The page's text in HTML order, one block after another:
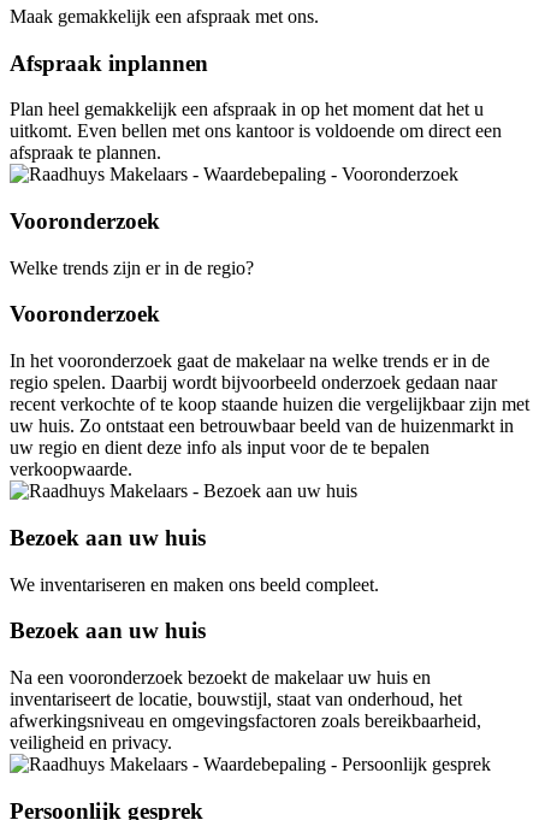
Maak gemakkelijk een afspraak met ons.
Afspraak inplannen
Plan heel gemakkelijk een afspraak in op het moment dat het u
uitkomt. Even bellen met ons kantoor is voldoende om direct een
afspraak te plannen.
Vooronderzoek
Welke trends zijn er in de regio?
Vooronderzoek
In het vooronderzoek gaat de makelaar na welke trends er in de
regio spelen. Daarbij wordt bijvoorbeeld onderzoek gedaan naar
recent verkochte of te koop staande huizen die vergelijkbaar zijn met
uw huis. Zo ontstaat een betrouwbaar beeld van de huizenmarkt in
uw regio en dient deze info als input voor de te bepalen
verkoopwaarde.
Bezoek aan uw huis
We inventariseren en maken ons beeld compleet.
Bezoek aan uw huis
Na een vooronderzoek bezoekt de makelaar uw huis en
inventariseert de locatie, bouwstijl, staat van onderhoud, het
afwerkingsniveau en omgevingsfactoren zoals bereikbaarheid,
veiligheid en privacy.
Persoonlijk gesprek